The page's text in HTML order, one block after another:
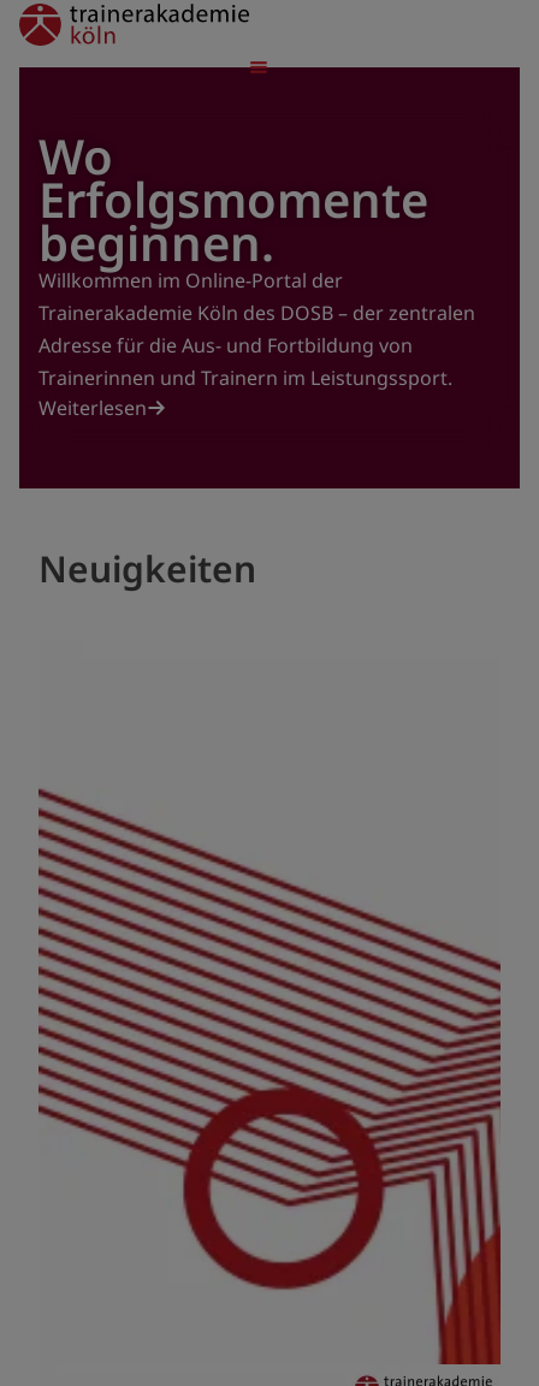
Direkt
zum
Inhalt
trainerakademie
Wo
Erfolgsmomente
beginnen.
Willkommen im Online-Portal der
Trainerakademie Köln des DOSB – der zentralen
Adresse für die Aus- und Fortbildung von
Trainerinnen und Trainern im Leistungssport.
Weiterlesen
Neuigkeiten